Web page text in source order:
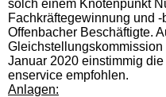
solch einem Knotenpunkt
Fachkräftegewinnung und
Offenbacher Beschäftigte.
Januar 2020 einstimmig
enservice empfohlen.
Anlagen: